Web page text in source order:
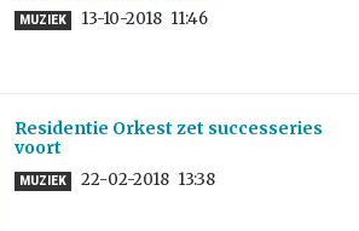
MUZIEK 13-10-2018 11:46
Residentie Orkest zet successeries
voort
MUZIEK 22-02-2018 13:38